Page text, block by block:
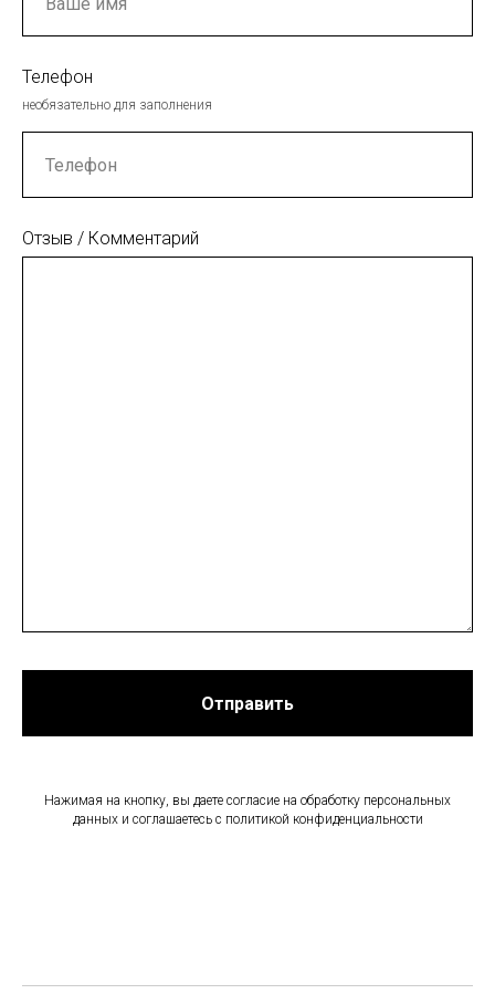
Телефон
необязательно для заполнения
Отзыв / Комментарий
Отправить
Нажимая на кнопку, вы даете согласие на обработку персональных
данных и соглашаетесь c политикой конфиденциальности